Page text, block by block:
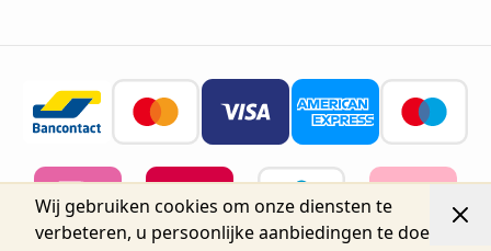
Wij gebruiken cookies om onze diensten te
verbeteren, u persoonlijke aanbiedingen te doen